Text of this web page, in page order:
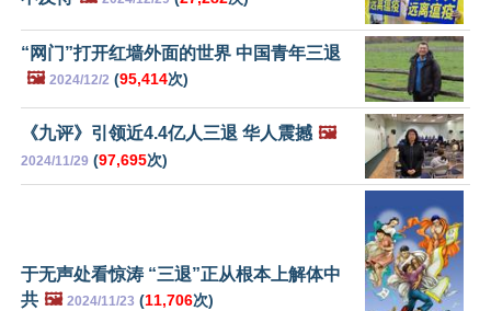
“网门”打开红墙外面的世界 中国青年三退
🖼️ 2024/12/2 (95,414次)
《九评》引领近4.4亿人三退 华人震撼 🖼️
2024/11/29 (97,695次)
于无声处看惊涛 “三退”正从根本上解体中
共 🖼️ 2024/11/23 (11,706次)